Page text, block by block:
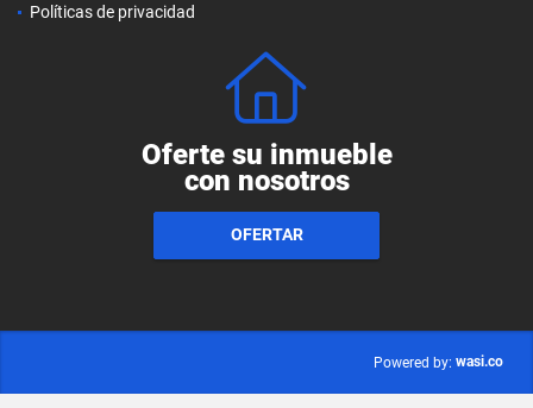
Políticas de privacidad
Oferte su inmueble
con nosotros
OFERTAR
Powered by: wasi.co